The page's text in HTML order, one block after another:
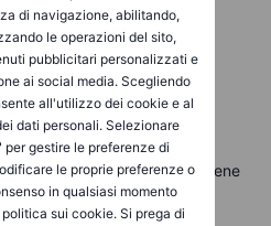
di navigazione, abilitando,
le operazioni del sito,
pubblicitari personalizzati e
ai social media. Scegliendo
all'utilizzo dei cookie e al
dati personali. Selezionare
gestire le preferenze di
le proprie preferenze o
in qualsiasi momento
sui cookie. Si prega di
Tesla rimane un'azione
a lungo termine sia
termine sono oscure.
sia le sfide specifiche
di mercato più ampie. Sebbene
veicoli elettrici, le
delle vendite, la